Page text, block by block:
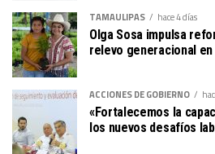
TAMAULIPAS hace 4 días
Olga Sosa impulsa
relevo generacional
ACCIONES DE GOBIERNO
«Fortalecemos la
los nuevos desafíos